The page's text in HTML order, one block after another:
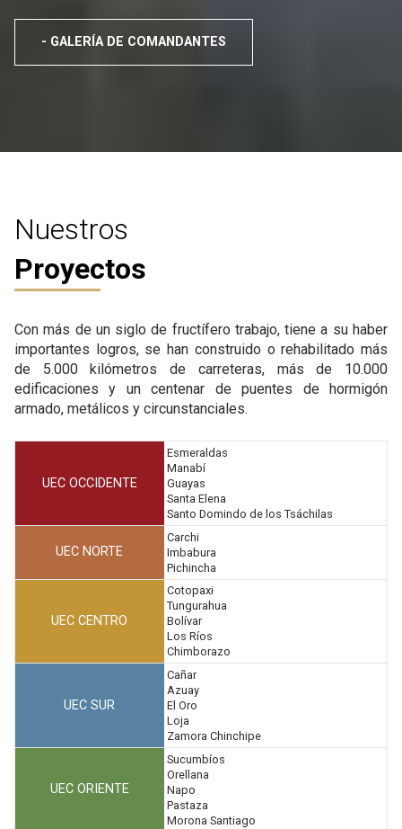
- GALERÍA DE COMANDANTES
Nuestros
Proyectos
Con más de un siglo de fructífero trabajo, tiene a su haber
importantes logros, se han construido o rehabilitado más
de 5.000 kilómetros de carreteras, más de 10.000
edificaciones y un centenar de puentes de hormigón
armado, metálicos y circunstanciales.
UEC OCCIDENTE
Esmeraldas
Manabí
Guayas
Santa Elena
Santo Domindo de los Tsáchilas
UEC NORTE
Carchi
Imbabura
Pichincha
UEC CENTRO
Cotopaxi
Tungurahua
Bolívar
Los Ríos
Chimborazo
UEC SUR
Cañar
Azuay
El Oro
Loja
Zamora Chinchipe
UEC ORIENTE
Sucumbíos
Orellana
Napo
Pastaza
Morona Santiago